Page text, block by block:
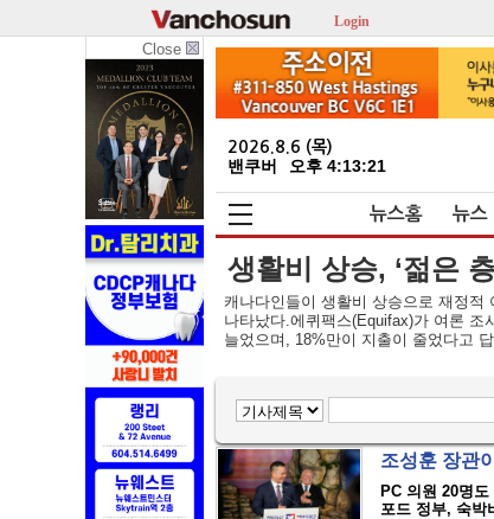
Login
Close
2026.8.6 (목)
밴쿠버 오후 4:13:22
뉴스홈 뉴스
생활비 상승, ‘젊은
캐나다인들이 생활비 상승으로 재정
나타났다.에퀴팩스(Equifax)가 여론 조
늘었으며, 18%만이 지출이 줄었다고
조성훈 장관
PC 의원 20명
포드 정부, 숙박